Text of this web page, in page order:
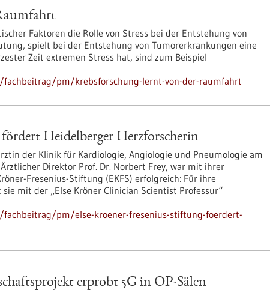
Faktoren die Rolle von Stress bei der Entstehung von
spielt bei der Entstehung von Tumorerkrankungen eine
Zeit extremen Stress hat, sind zum Beispiel
pm/krebsforschung-lernt-von-der-raumfahrt
Heidelberger Herzforscherin
der Klinik für Kardiologie, Angiologie und Pneumologie am
Direktor Prof. Dr. Norbert Frey, war mit ihrer
Fresenius-Stiftung (EKFS) erfolgreich: Für ihre
mit der „Else Kröner Clinician Scientist Professur“
pm/else-kroener-fresenius-stiftung-foerdert-
erprobt 5G in OP-Sälen